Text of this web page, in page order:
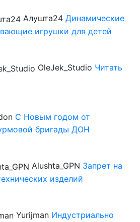
Алушта24 Динамические
игрушки для детей
OleJek_Studio Читать
С Новым годом от
бригады ДОН
Alushta_GPN Запрет на
изделий
Yurijman Индустриально